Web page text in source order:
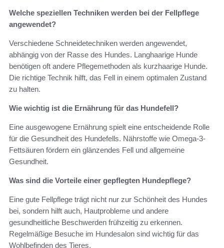
Welche speziellen Techniken werden bei der Fellpflege
angewendet?
Verschiedene Schneidetechniken werden angewendet,
abhängig von der Rasse des Hundes. Langhaarige Hunde
benötigen oft andere Pflegemethoden als kurzhaarige Hunde.
Die richtige Technik hilft, das Fell in einem optimalen Zustand
zu halten.
Wie wichtig ist die Ernährung für das Hundefell?
Eine ausgewogene Ernährung spielt eine entscheidende Rolle
für die Gesundheit des Hundefells. Nährstoffe wie Omega-3-
Fettsäuren fördern ein glänzendes Fell und allgemeine
Gesundheit.
Was sind die Vorteile einer gepflegten Hundepflege?
Eine gute Fellpflege trägt nicht nur zur Schönheit des Hundes
bei, sondern hilft auch, Hautprobleme und andere
gesundheitliche Beschwerden frühzeitig zu erkennen.
Regelmäßige Besuche im Hundesalon sind wichtig für das
Wohlbefinden des Tieres.